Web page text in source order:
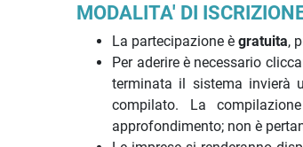
MODALITA' DI
La partecipazione ègratuita,
Per aderire è necessario
terminata il sistema invierà
compilato. La
approfondimento; non è